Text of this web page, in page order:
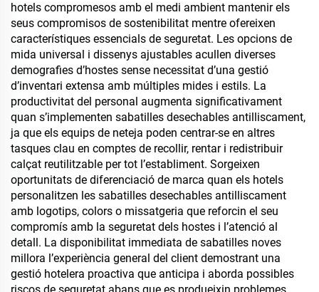
hotels compromesos amb el medi ambient mantenir els
seus compromisos de sostenibilitat mentre ofereixen
característiques essencials de seguretat. Les opcions de
mida universal i dissenys ajustables acullen diverses
demografies d’hostes sense necessitat d’una gestió
d’inventari extensa amb múltiples mides i estils. La
productivitat del personal augmenta significativament
quan s’implementen sabatilles desechables antilliscament,
ja que els equips de neteja poden centrar-se en altres
tasques clau en comptes de recollir, rentar i redistribuir
calçat reutilitzable per tot l’establiment. Sorgeixen
oportunitats de diferenciació de marca quan els hotels
personalitzen les sabatilles desechables antilliscament
amb logotips, colors o missatgeria que reforcin el seu
compromís amb la seguretat dels hostes i l’atenció al
detall. La disponibilitat immediata de sabatilles noves
millora l’experiència general del client demostrant una
gestió hotelera proactiva que anticipa i aborda possibles